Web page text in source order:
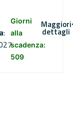
:
Giorni
alla
scadenza:
509
Maggiori
dettagli